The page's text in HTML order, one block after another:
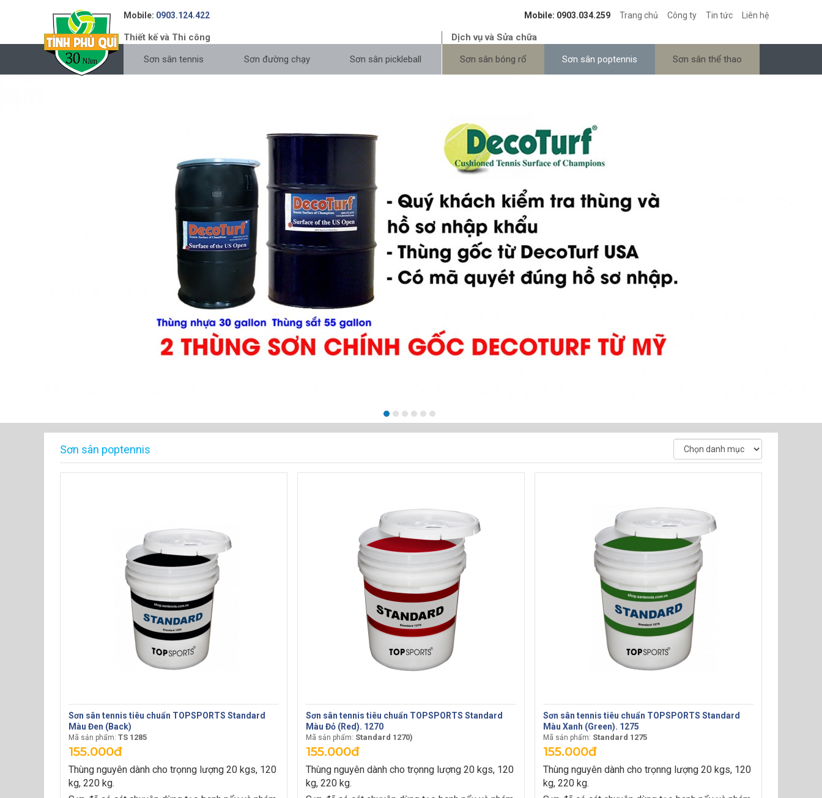
Mobile: 0903.034.259 Trang chủ Công ty Tin tức Liên hệ
Mobile: 0903.124.422
Thiết kế và Thi công
Dịch vụ và Sửa chữa
Sơn sân tennis
Sơn đường chạy Sơn sân pickleball Sơn sân bóng rổ Sơn sân poptennis Sơn sân thể thao
Sơn sân poptennis
Sơn sân tennis tiêu chuẩn TOPSPORTS Standard
Màu Đen (Back)
Mã sản phẩm: TS 1285
155.000đ
Thùng nguyên dành cho trọnng lượng 20 kgs, 120
kg, 220 kg.
Sơn sân tennis tiêu chuẩn TOPSPORTS Standard
Màu Đỏ (Red). 1270
Mã sản phẩm: Standard 1270)
155.000đ
Thùng nguyên dành cho trọnng lượng 20 kgs, 120
kg, 220 kg.
Sơn sân tennis tiêu chuẩn TOPSPORTS Standard
Màu Xanh (Green). 1275
Mã sản phẩm: Standard 1275
155.000đ
Thùng nguyên dành cho trọnng lượng 20 kgs, 120
kg, 220 kg.